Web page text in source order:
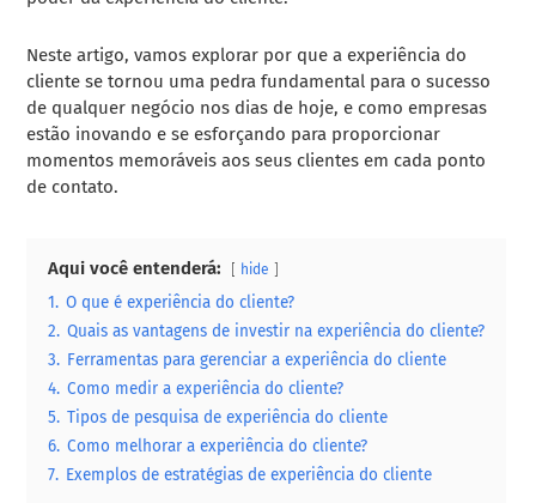
Neste artigo, vamos explorar por que a experiência do
cliente se tornou uma pedra fundamental para o sucesso
de qualquer negócio nos dias de hoje, e como empresas
estão inovando e se esforçando para proporcionar
momentos memoráveis aos seus clientes em cada ponto
de contato.
Aqui você entenderá: hide
1. O que é experiência do cliente?
2. Quais as vantagens de investir na experiência do cliente?
3. Ferramentas para gerenciar a experiência do cliente
4. Como medir a experiência do cliente?
5. Tipos de pesquisa de experiência do cliente
6. Como melhorar a experiência do cliente?
7. Exemplos de estratégias de experiência do cliente